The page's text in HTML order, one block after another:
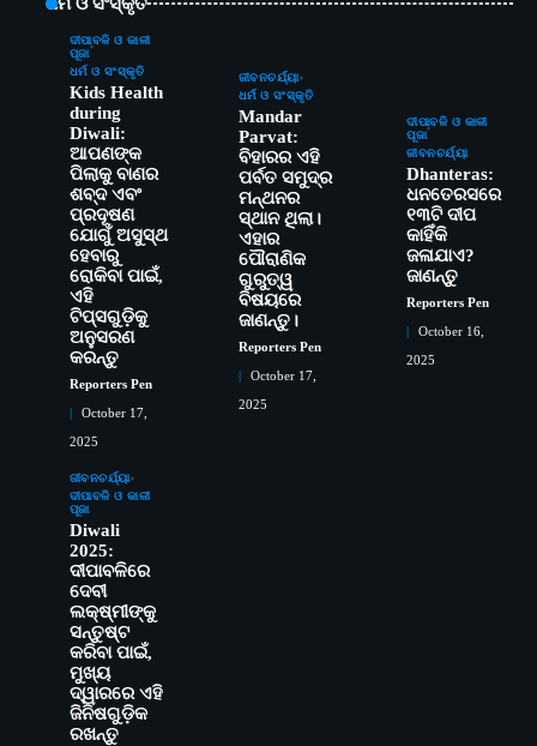
ଧର୍ମ ଓ ସଂସ୍କୃତି
ଦୀପାବଳି ଓ କାଳୀ
ପୂଜା
ଧର୍ମ ଓ ସଂସ୍କୃତି
Kids Health
during
Diwali:
ଆପଣଙ୍କ
ପିଲାକୁ ବାଣର
ଶବ୍ଦ ଏବଂ
ପ୍ରଦୂଷଣ
ଯୋଗୁଁ ଅସୁସ୍ଥ
ହେବାରୁ
ରୋକିବା ପାଇଁ,
ଏହି
ଟିପ୍ସଗୁଡ଼ିକୁ
ଅନୁସରଣ
କରନ୍ତୁ
Reporters Pen
October 17,
2025
ଜୀବନଚର୍ଯ୍ୟା
ଧର୍ମ ଓ ସଂସ୍କୃତି
Mandar
Parvat:
ବିହାରର ଏହି
ପର୍ବତ ସମୁଦ୍ର
ମନ୍ଥନର
ସ୍ଥାନ ଥିଲା।
ଏହାର
ପୌରାଣିକ
ଗୁରୁତ୍ୱ
ବିଷୟରେ
ଜାଣନ୍ତୁ।
Reporters Pen
October 17,
2025
ଦୀପାବଳି ଓ କାଳୀ
ପୂଜା
ଜୀବନଚର୍ଯ୍ୟା
Dhanteras:
ଧନତେରସରେ
୧୩ଟି ଦୀପ
କାହିଁକି
ଜଳାଯାଏ?
ଜାଣନ୍ତୁ
Reporters Pen
October 16,
2025
ଜୀବନଚର୍ଯ୍ୟା
ଦୀପାବଳି ଓ କାଳୀ
ପୂଜା
Diwali
2025:
ଦୀପାବଳିରେ
ଦେବୀ
ଲକ୍ଷ୍ମୀଙ୍କୁ
ସନ୍ତୁଷ୍ଟ
କରିବା ପାଇଁ,
ମୁଖ୍ୟ
ଦ୍ୱାରରେ ଏହି
ଜିନିଷଗୁଡ଼ିକ
ରଖନ୍ତୁ